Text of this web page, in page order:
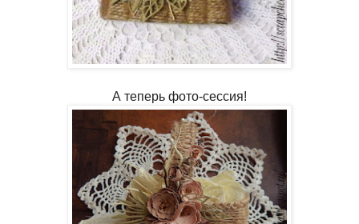
А теперь фото-сессия!